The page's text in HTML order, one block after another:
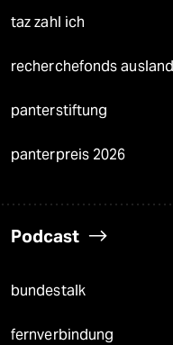
taz zahl ich
recherchefonds ausland
panterstiftung
panterpreis 2026
Podcast
bundestalk
fernverbindung